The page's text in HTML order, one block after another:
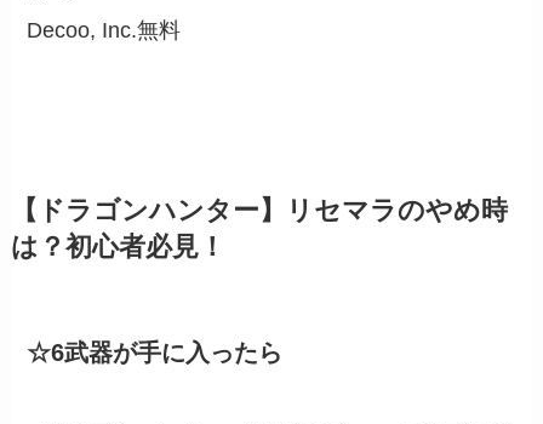
Decoo, Inc.無料
【ドラゴンハンター】リセマラのやめ時
は？初心者必見！
☆6武器が手に入ったら